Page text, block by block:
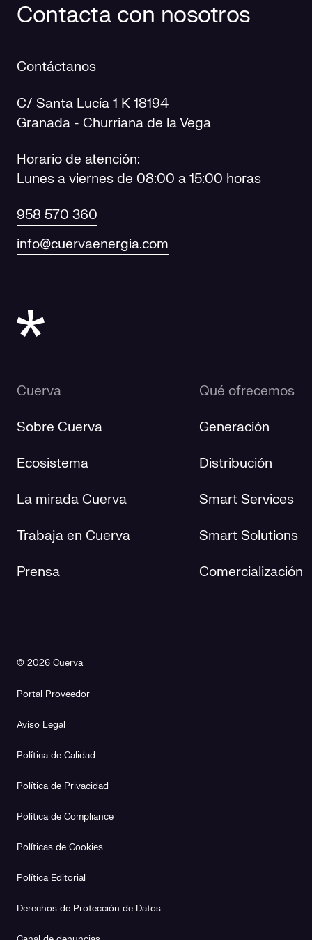
Contacta con nosotros
Contáctanos
C/ Santa Lucía 1 K 18194
Granada - Churriana de la Vega
Horario de atención:
Lunes a viernes de 08:00 a 15:00 horas
958 570 360
info@cuervaenergia.com
Cuerva
Sobre Cuerva
Ecosistema
La mirada Cuerva
Trabaja en Cuerva
Prensa
Qué ofrecemos
Generación
Distribución
Smart Services
Smart Solutions
Comercialización
© 2026 Cuerva
Portal Proveedor
Aviso Legal
Política de Calidad
Política de Privacidad
Política de Compliance
Políticas de Cookies
Política Editorial
Derechos de Protección de Datos